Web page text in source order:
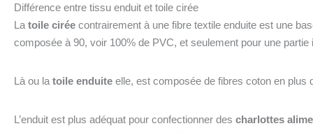
Différence entre tissu enduit et toile cirée
La toile cirée contrairement à une fibre textile enduite est une
composée à 90, voir 100% de PVC, et seulement pour une partie
Là ou la toile enduite elle, est composée de fibres coton en plus
L’enduit est plus adéquat pour confectionner des charlottes